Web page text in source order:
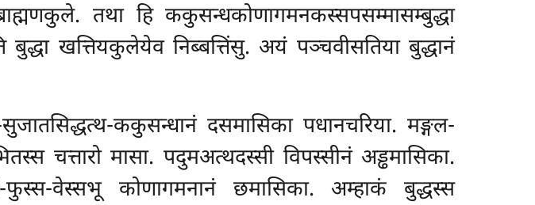
तथा हि ककुसन्धकोणागमनकस्सपसम्मासम्बुद्धा
बुद्धा खत्तियकुलेयेव निब्बत्तिंसु. अयं पञ्चवीसतिया बुद्धानं
ककुसन्धानं दसमासिका पधानचरिया. मङ्गल-
चत्तारो मासा. पदुमअत्थदस्सी विपस्सीनं अड्ढमासिका.
फुस्स-वेस्सभू कोणागमनानं छमासिका. अम्हाकं बुद्धस्स